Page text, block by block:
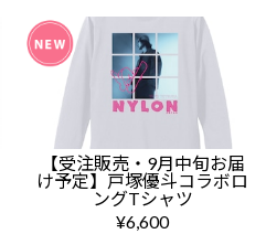
【受注販売・9月中旬お届
け予定】戸塚優斗コラボロ
ングTシャツ
¥6,600